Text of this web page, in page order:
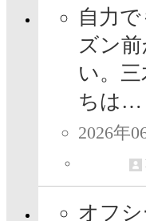
自力
ズン
い。
ちは…
2026年
オフ